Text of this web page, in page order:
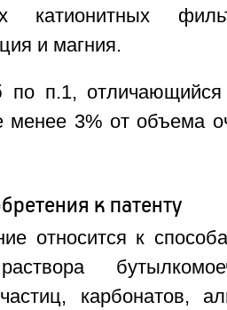
катионитных
и магния.
по п.1,
менее 3% от объема
к патенту
относится к
карбонатов,